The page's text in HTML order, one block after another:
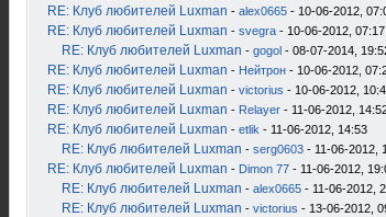
RE: Клуб любителей Luxman - alex0665 - 10-06-2012,
RE: Клуб любителей Luxman - svegra - 10-06-2012, 07:17
RE: Клуб любителей Luxman - gogol - 08-07-2014,
RE: Клуб любителей Luxman - Нейтрон - 10-06-2012,
RE: Клуб любителей Luxman - victorius - 10-06-2012,
RE: Клуб любителей Luxman - Relayer - 11-06-2012,
RE: Клуб любителей Luxman - etlik - 11-06-2012, 14:53
RE: Клуб любителей Luxman - serg0603 - 11-06-2012,
RE: Клуб любителей Luxman - Dimon 77 - 11-06-2012,
RE: Клуб любителей Luxman - alex0665 - 11-06-2012,
RE: Клуб любителей Luxman - victorius - 13-06-2012,